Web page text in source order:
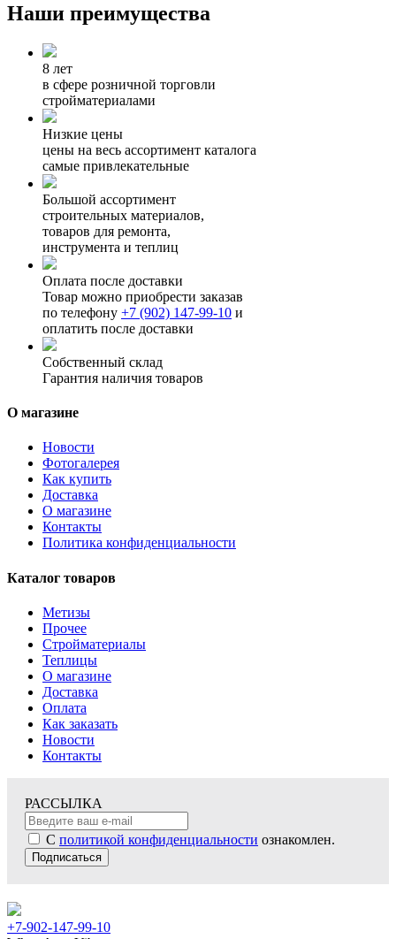
Наши преимущества
8 лет
в сфере розничной торговли
стройматериалами
Низкие цены
цены на весь ассортимент каталога
самые привлекательные
Большой ассортимент
строительных материалов,
товаров для ремонта,
инструмента и теплиц
Оплата после доставки
Товар можно приобрести заказав
по телефону +7 (902) 147-99-10 и
оплатить после доставки
Собственный склад
Гарантия наличия товаров
О магазине
Новости
Фотогалерея
Как купить
Доставка
О магазине
Контакты
Политика конфиденциальности
Каталог товаров
Метизы
Прочее
Стройматериалы
Теплицы
О магазине
Доставка
Оплата
Как заказать
Новости
Контакты
РАССЫЛКА
С политикой конфиденциальности ознакомлен.
Подписаться
+7-902-147-99-10